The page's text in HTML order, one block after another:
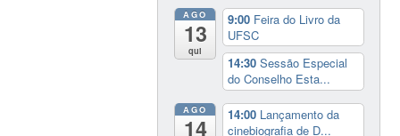
AGO
13
qui
9:00 Feira do Livro da
UFSC
14:30Sessão Especial
do Conselho Esta...
AGO
14
14:00 Lançamento da
cinebiografia de D...